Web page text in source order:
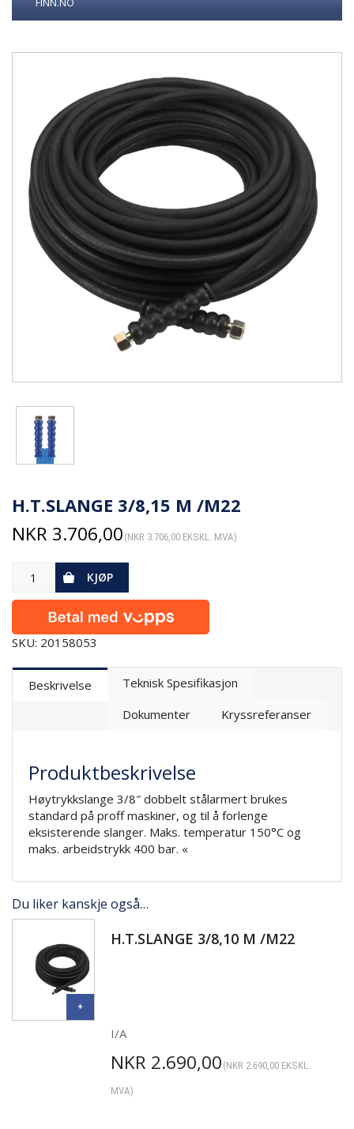
H.T.SLANGE 3/8,15 M /M22
NKR 3.706,00 (NKR 3.706,00 EKSKL. MVA)
KJØP
SKU: 20158053
Beskrivelse
Teknisk Spesifikasjon
Dokumenter
Kryssreferanser
Produktbeskrivelse
Høytrykkslange 3/8″ dobbelt stålarmert brukes
standard på proff maskiner, og til å forlenge
eksisterende slanger. Maks. temperatur 150°C og
maks. arbeidstrykk 400 bar. «
Du liker kanskje også…
H.T.SLANGE 3/8,10 M /M22
I/A
NKR 2.690,00 (NKR 2.690,00EKSKL.
MVA)